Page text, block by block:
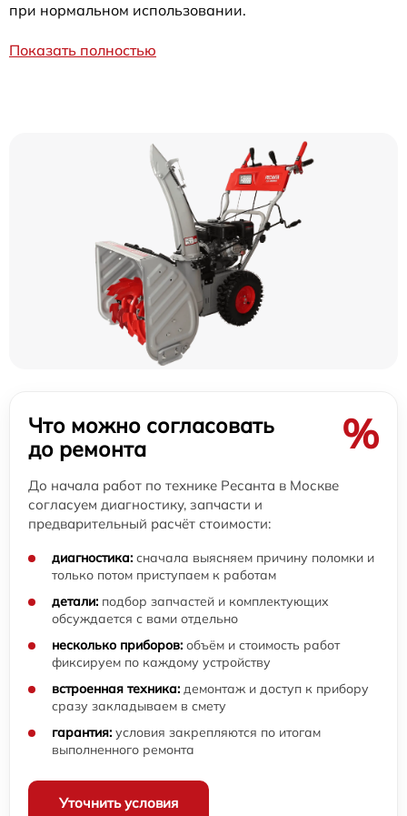
при нормальном использовании.
Показать полностью
Что можно согласовать
до ремонта
%
До начала работ по технике Ресанта в Москве
согласуем диагностику, запчасти и
предварительный расчёт стоимости:
диагностика: сначала выясняем причину поломки и
только потом приступаем к работам
детали: подбор запчастей и комплектующих
обсуждается с вами отдельно
несколько приборов: объём и стоимость работ
фиксируем по каждому устройству
встроенная техника: демонтаж и доступ к прибору
сразу закладываем в смету
гарантия: условия закрепляются по итогам
выполненного ремонта
Уточнить условия